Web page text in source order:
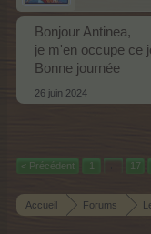
Bonjour Antinea,
je m'en occupe ce
Bonne journée
26 juin 2024
< Précédent
1 ← 17
Accueil Forums